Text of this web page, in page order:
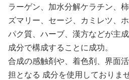
ラーゲン、加水分解ケラチン、
ズマリー、セージ、カミレツ、
パク質、ハーブ、漢方などが主
成分で構成することに成功。
合成の感触剤や、着色剤、界面
担となる 成分を使用しておりませ